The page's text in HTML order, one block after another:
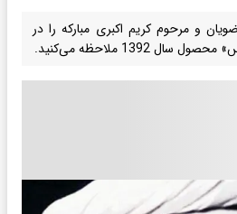
و مرحوم کریم اکبری مبارکه را در
ملاحظه می‌کنید.